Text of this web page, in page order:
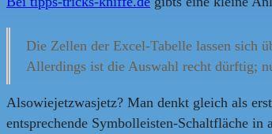
Die Zellen der Excel-Tabelle lassen sich
Allerdings ist die Auswahl recht dürftig;
Alsowiejetzwasjetz? Man denkt gleich als
entsprechende Symbolleisten-Schaltfläche